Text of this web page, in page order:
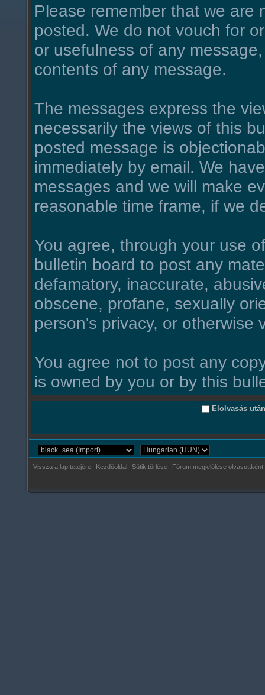
Please remember that we are
posted. We do not vouch for
or usefulness of any
contents of any message.
The messages express the
necessarily the views of this
posted message is
immediately by email. We
messages and we will make
reasonable time frame, if we
You agree, through your use
bulletin board to post any
defamatory, inaccurate,
obscene, profane, sexually
person's privacy, or otherwise
You agree not to post any
is owned by you or by this
Elolvasás
Vissza a lap tetejére Kezdőoldal Sütik törlése Fórum megjelölése olvasottként